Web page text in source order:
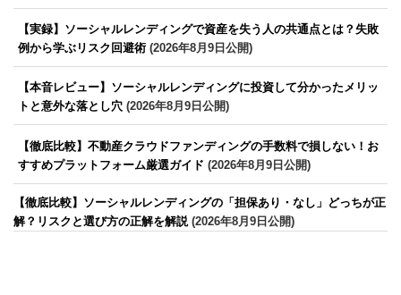
【実録】ソーシャルレンディングで資産を失う人の共通点とは？失敗
例から学ぶリスク回避術 (2026年8月9日公開)
【本音レビュー】ソーシャルレンディングに投資して分かったメリッ
トと意外な落とし穴 (2026年8月9日公開)
【徹底比較】不動産クラウドファンディングの手数料で損しない！お
すすめプラットフォーム厳選ガイド (2026年8月9日公開)
【徹底比較】ソーシャルレンディングの「担保あり・なし」どっちが正
解？リスクと選び方の正解を解説(2026年8月9日公開)